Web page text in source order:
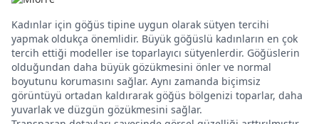
Kadınlar için göğüs tipine uygun olarak sütyen tercihi
yapmak oldukça önemlidir. Büyük göğüslü kadınların en çok
tercih ettiği modeller ise toparlayıcı sütyenlerdir. Göğüslerin
olduğundan daha büyük gözükmesini önler ve normal
boyutunu korumasını sağlar. Aynı zamanda biçimsiz
görüntüyü ortadan kaldırarak göğüs bölgenizi toparlar, daha
yuvarlak ve düzgün gözükmesini sağlar.